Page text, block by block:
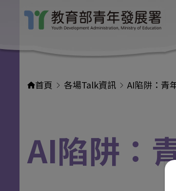
首頁 各場Talk資訊 AI陷阱：青
AI陷阱：